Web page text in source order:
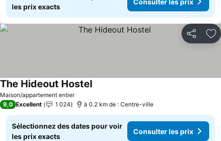
les prix exacts
Partager
Maison/appartement entier
The Hideout Hostel
9,0 Excellent 1 024 à 0.2 km de : Centre-ville
Sélectionnez des dates pour voir
les prix exacts
Consulter les prix